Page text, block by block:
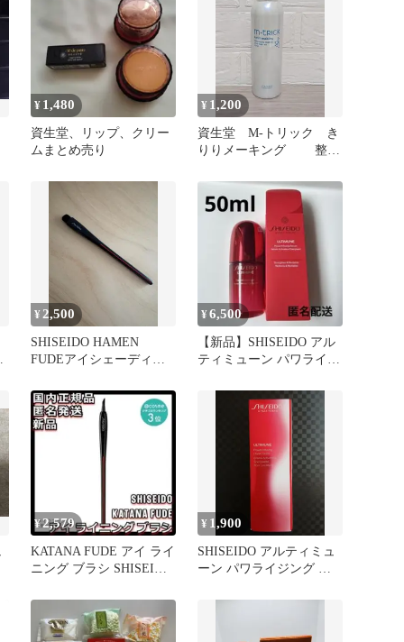
¥ 1,480
資生堂、リップ、クリー
ムまとめ売り
¥ 1,200
資生堂 M-トリック き
りりメーキング 整髪
¥ 2,500
SHISEIDO HAMEN
FUDEアイシェーディン
¥6,500
【新品】SHISEIDO アル
ティミューン パワライジ
¥2,579
KATANA FUDE アイ ライ
ニング ブラシ SHISEIDO
¥ 1,900
SHISEIDO アルティミュ
ーン パワライジング ハ